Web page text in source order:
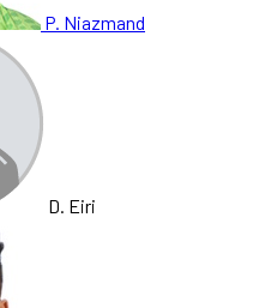
P. Niazmand
D. Eiri